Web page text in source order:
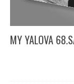
MY YALOVA